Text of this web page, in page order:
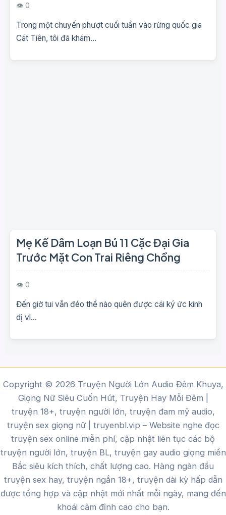
👁 0
Trong một chuyến phượt cuối tuần vào rừng quốc gia
Cát Tiên, tôi đã khám...
Mẹ Kế Dâm Loạn Bú 11 Cặc Đại Gia
Trước Mặt Con Trai Riêng Chồng
👁 0
Đến giờ tui vẫn đéo thể nào quên được cái ký ức kinh
dị vl...
Copyright © 2026 Truyện Người Lớn Audio Đêm Khuya,
Giọng Nữ Siêu Cuốn Hút, Truyện Hay Mỗi Đêm |
truyện 18+, truyện người lớn, truyện đam mỹ audio,
truyện sex giọng nữ | truyenbl.vip – Website nghe đọc
truyện sex online miễn phí, cập nhật liên tục các bộ
truyện người lớn, truyện BL, truyện gay audio giọng miền
Bắc siêu kích thích, chất lượng cao. Hàng ngàn đầu
truyện sex hay, truyện ngắn 18+, truyện dài kỳ hấp dẫn
được tổng hợp và cập nhật mới nhất mỗi ngày, mang đến
khoái cảm đỉnh cao cho bạn.